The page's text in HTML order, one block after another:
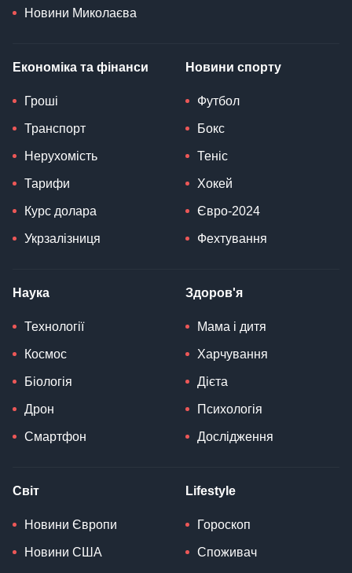
Новини Миколаєва
Економіка та фінанси
Гроші
Транспорт
Нерухомість
Тарифи
Курс долара
Укрзалізниця
Новини спорту
Футбол
Бокс
Теніс
Хокей
Євро-2024
Фехтування
Наука
Технології
Космос
Біологія
Дрон
Смартфон
Здоров'я
Мама і дитя
Харчування
Дієта
Психологія
Дослідження
Світ
Новини Європи
Новини США
Lifestyle
Гороскоп
Споживач